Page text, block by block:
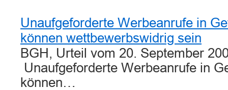
Unaufgeforderte Werbeanrufe in
können wettbewerbswidrig sein
BGH, Urteil vom 20. September
Unaufgeforderte Werbeanrufe in
können…